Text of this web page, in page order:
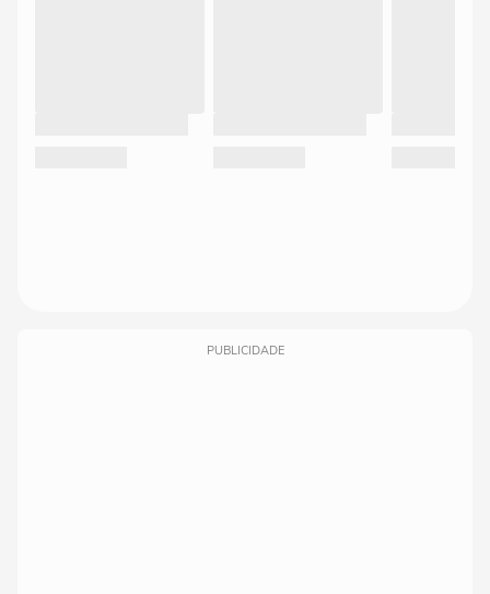
PUBLICIDADE